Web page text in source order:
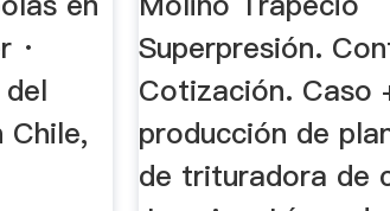
·
Chile,
Superpresión.
Cotización. Caso
producción de
de trituradora de